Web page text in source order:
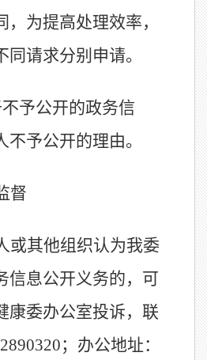
为提高处理效率，
请求分别申请。
不予公开的政务信
予公开的理由。
督
或其他组织认为我委
信息公开义务的，可
康委办公室投诉， 联
；办公地址：